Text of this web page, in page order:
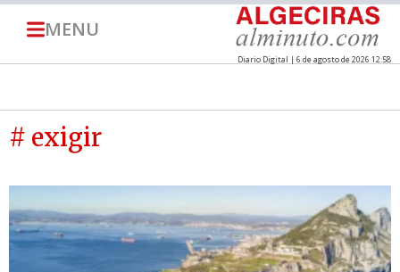
MENU
Diario Digital | 6 de agosto de 2026 12:58
# exigir